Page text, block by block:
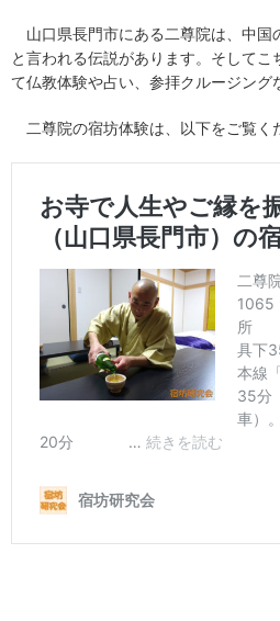
山口県長門市にある二尊院は、中国
と言われる伝説があります。そしてこ
て仏教体験や占い、参拝クルージング
二尊院の宿坊体験は、以下をご覧く